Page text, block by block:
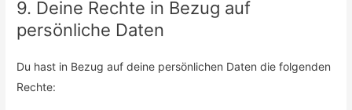
9. Deine Rechte in Bezug auf
persönliche Daten
Du hast in Bezug auf deine persönlichen Daten die folgenden
Rechte: